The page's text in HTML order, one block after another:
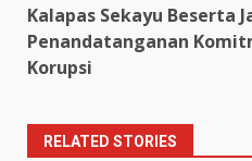
Kalapas Sekayu Beserta
Penandatanganan
Korupsi
RELATED STORIES